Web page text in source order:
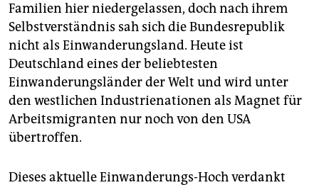
Familien hier niedergelassen, doch nach ihrem
Selbstverständnis sah sich die Bundesrepublik
nicht als Einwanderungsland. Heute ist
Deutschland eines der beliebtesten
Einwanderungsländer der Welt und wird unter
den westlichen Industrienationen als Magnet für
Arbeitsmigranten nur noch von den USA
übertroffen.
Dieses aktuelle Einwanderungs-Hoch verdankt